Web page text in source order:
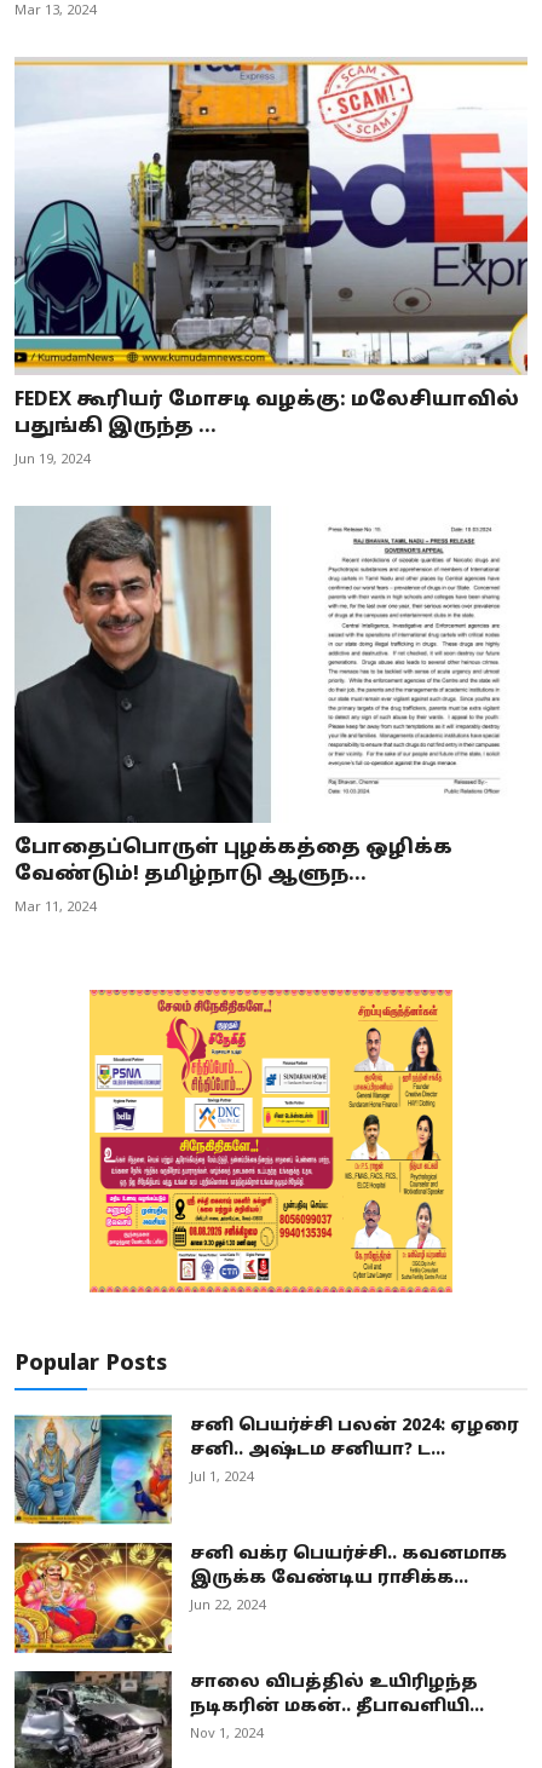
Mar 13, 2024
FEDEX கூரியர் மோசடி வழக்கு: மலேசியாவில்
பதுங்கி இருந்த ...
Jun 19, 2024
போதைப்பொருள் புழக்கத்தை ஒழிக்க
வேண்டும்! தமிழ்நாடு ஆளுந...
Mar 11, 2024
Popular Posts
சனி பெயர்ச்சி பலன் 2024: ஏழரை
சனி.. அஷ்டம சனியா? ட...
Jul 1, 2024
சனி வக்ர பெயர்ச்சி.. கவனமாக
இருக்க வேண்டிய ராசிக்க...
Jun 22, 2024
சாலை விபத்தில் உயிரிழந்த
நடிகரின் மகன்.. தீபாவளியி...
Nov 1, 2024